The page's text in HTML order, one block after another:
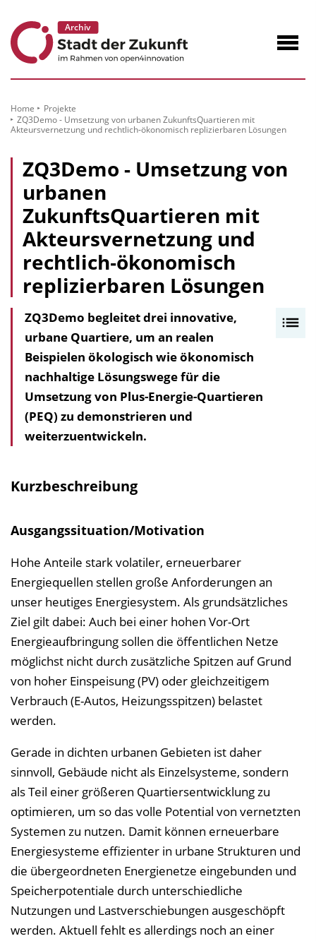
Inhalt
Home
Projekte
ZQ3Demo - Umsetzung von urbanen ZukunftsQuartieren mit
Akteursvernetzung und rechtlich‐ökonomisch replizierbaren Lösungen
ZQ3Demo - Umsetzung von
urbanen
ZukunftsQuartieren mit
Akteursvernetzung und
rechtlich‐ökonomisch
replizierbaren Lösungen
e
d
e
n
ZQ3Demo begleitet drei innovative,
urbane Quartiere, um an realen
Beispielen ökologisch wie ökonomisch
nachhaltige Lösungswege für die
Umsetzung von Plus-Energie-Quartieren
(PEQ) zu demonstrieren und
weiterzuentwickeln.
Kurzbeschreibung
Ausgangssituation/Motivation
Hohe Anteile stark volatiler, erneuerbarer
Energiequellen stellen große Anforderungen an
unser heutiges Energiesystem. Als grundsätzliches
Ziel gilt dabei: Auch bei einer hohen Vor-Ort
Energieaufbringung sollen die öffentlichen Netze
möglichst nicht durch zusätzliche Spitzen auf Grund
von hoher Einspeisung (PV) oder gleichzeitigem
Verbrauch (E-Autos, Heizungsspitzen) belastet
werden.
Gerade in dichten urbanen Gebieten ist daher
sinnvoll, Gebäude nicht als Einzelsysteme, sondern
als Teil einer größeren Quartiersentwicklung zu
optimieren, um so das volle Potential von vernetzten
Systemen zu nutzen. Damit können erneuerbare
Energiesysteme effizienter in urbane Strukturen und
die übergeordneten Energienetze eingebunden und
Speicherpotentiale durch unterschiedliche
Nutzungen und Lastverschiebungen ausgeschöpft
werden. Aktuell fehlt es allerdings noch an einer